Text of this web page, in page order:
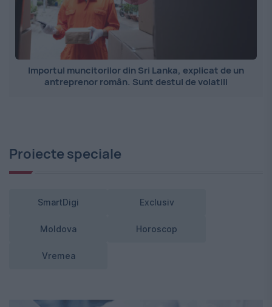
Importul muncitorilor din Sri Lanka, explicat de un
antreprenor român. Sunt destul de volatili
Proiecte speciale
SmartDigi Exclusiv
Moldova Horoscop
Vremea